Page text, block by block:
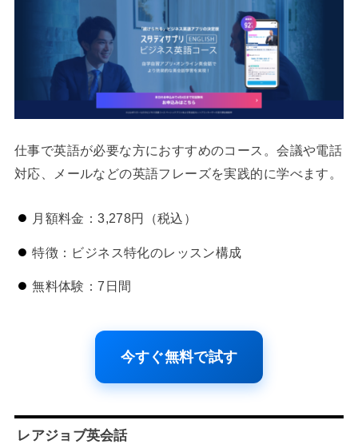
仕事で英語が必要な方におすすめのコース。会議や電話
対応、メールなどの英語フレーズを実践的に学べます。
月額料金：3,278円（税込）
特徴：ビジネス特化のレッスン構成
無料体験：7日間
今すぐ無料で試す
レアジョブ英会話